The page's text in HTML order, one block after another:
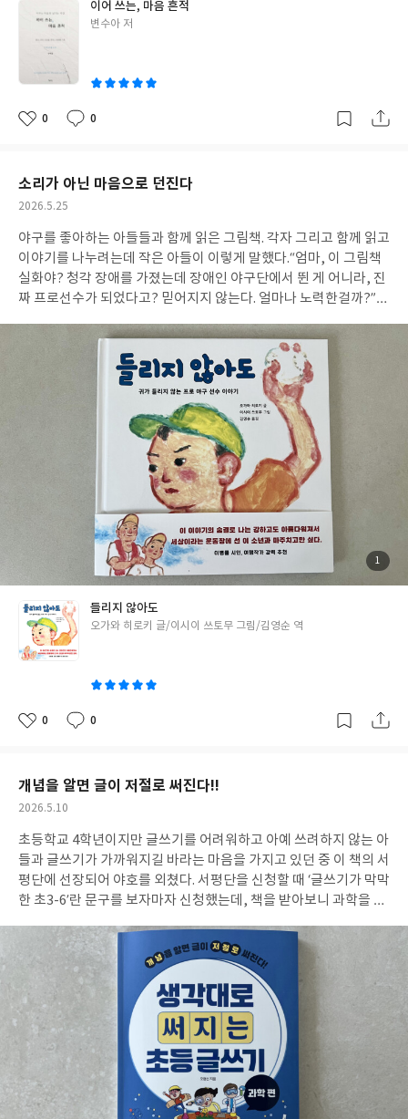
가 났었다. 그런데 이 책을 만난 후 엄마도 나에게 이런 말을 남겨주
고 싶었겠지란 생각과 아이들에게 내가 그리울 때 나를 만날 수 있는
하나의 보물을 선물할 수 있다는 생각을 하게 되었다. 이 책은 나의
삶을 차분히 들여다보고, 내가 전하고픈 이야기를 한 글자 한 글자
시간을 선물해주었다. 그 선물이 나 뿐 아니라 우리 가족에게도 전해
이어 쓰는, 마음 흔적
글
변수아 저
좋
0
댓
0
작
소리가 아닌 마음으로 던진다
작
일
2026.5.25
야구를 좋아하는 아들들과 함께 읽은 그림책. 각자 그리고 함께 읽고
이야기를 나누려는데 작은 아들이 이렇게 말했다.“엄마, 이 그림책
실화야? 청각 장애를 가졌는데 장애인 야구단에서 뛴 게 어니라, 진
짜 프로선수가 되었다고? 믿어지지 않는다. 얼마나 노력한걸까?”이
공 유야 보다 유야를 믿고 함께 해 준 감독님과 친구들이 더 대단하
다고 생각해. 다 청각장애를 야구를 할 수 없는 이유로 생각했는데
감독님은 유야의 시각능력이 뛰어나다고 칭찬을 해주고, 경기 때 소
리만이 아닌 눈으로도 알 수 있도록 온몸으로 신호를 보내는 것이 중
요하다고 팀원들에게 이야기해주었잖아. 난 유야가 감독님에게 큰
절을 해야한다고 생각해. 믿어줬잖아.” 이 그림책은 소리가 아닌 마
음으로 야구공을 던진 유야의 열정과 노력, 유야의 능력을 믿고 그
것을 끌어올려준 감독과 팀원들의 모습이 눈앞에 그려지며 흐뭇한
미소와 약점이 강점이 될 수 있음을 알고 자신의 꿈을 향해 발걸음을
내딛을 수 있는 용기를 우리에게 건내준다. #서평단 #들리지않아도
#이시이유야선수 #그림책추천 #문학과지성사그림책
첨
부
사
1
들리지 않아도
글
오가와 히로키 글/이시이 쓰토무 그림/김영순 역
좋
0
댓
0
작
개념을 알면 글이 저절로 써진다!!
작
일
2026.5.10
초등학교 4학년이지만 글쓰기를 어려워하고 아예 쓰려하지 않는 아
들과 글쓰기가 가까워지길 바라는 마음을 가지고 있던 중 이 책의 서
평단에 선장되어 야호를 외쳤다. 서평단을 신청할 때 ‘글쓰기가 막막
한 초3-6’란 문구를 보자마자 신청했는데, 책을 받아보니 과학을 좋
들에게 이 책으로 글쓰기를 차근차근 해보자고 했을 때 거부를 해서
개념 배우기를 먼저 소리내서 읽어주고 책에 나오는 용어 쑥쑥, 설
명 술술, 생각을 확장해요를 퀴즈로 내주며 책과 친해질 수 있게 해
주었다. 매일매일 읽고 퀴즈 풀기를 계속 하다보니 써봐야겠다란 생
각을 했는지 용기를 내서 쓰기를 시작했다. 초4가 쓴 글이라 하기엔
짧고 어색하지만, 이렇게나마 글쓰기를 한 아들에게 박수를 쳐주고
싶다. 이 책은 과학을 좋아하는 아이라면 무조건 좋아할 것이다. 만화
와 글로 과학 개념을 배우고, 개념확인도 하고, 생각을 확장해서 글
쓰기까지 하다보면 어느새 스스로 생각하고 설명할 수 있는 힘을 키